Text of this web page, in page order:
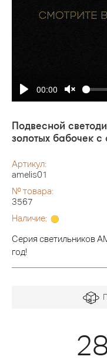
00:00
Подвесной
золотых бабочек
Артикул:
amelis01
№ товара:
3567
Наличие:
Серия светильников
год!